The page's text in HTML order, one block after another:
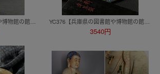
YC379【兵庫県の図書館や博物館の館長を歴任された歴史研究家遺族委託品】中国美術 古い渡金仏金銅仏 観音像 仏教美術 YC376【兵庫県の図書館や博物館の館長を歴任された歴史研究家遺族委託品】韓国 朝鮮 高麗時代の高麗青磁連弁文平茶碗 茶道具
3540円